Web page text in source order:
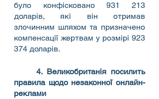
було конфісковано 931 213
доларів, які він отримав
злочинним шляхом та призначено
компенсації жертвам у розмірі 923
374 доларів.
4. Великобританія посилить
правила щодо незаконної онлайн-
реклами